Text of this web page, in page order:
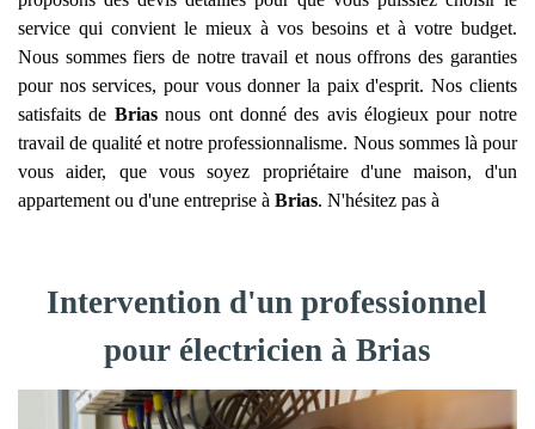
service qui convient le mieux à vos besoins et à votre budget.
Nous sommes fiers de notre travail et nous offrons des garanties
pour nos services, pour vous donner la paix d'esprit. Nos clients
satisfaits de Briasnous ont donné des avis élogieux pour notre
travail de qualité et notre professionnalisme. Nous sommes là pour
vous aider, que vous soyez propriétaire d'une maison, d'un
appartement ou d'une entreprise à Brias. N'hésitez pas à
Intervention d'un professionnel
pour électricien à Brias